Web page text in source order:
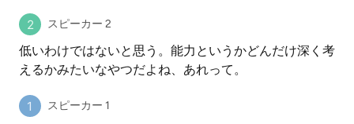
スピーカー 2
低いわけではないと思う。能力というかどんだけ深く考
えるかみたいなやつだよね、あれって。
スピーカー 1